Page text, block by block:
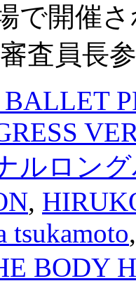
で開催
査員長
ルロン
,
tsukamoto
BODY